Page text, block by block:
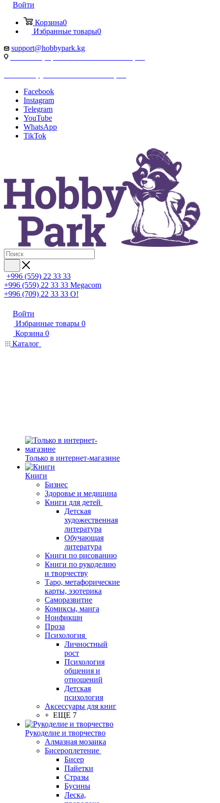
Войти
Корзина0
Избранные товары0
support@hobbypark.kg
Facebook
Instagram
Telegram
YouTube
WhatsApp
TikTok
+996 (559) 22 33 33
+996 (559) 22 33 33 Megacom
+996 (709) 22 33 33 O!
Войти
Избранные товары 0
Корзина 0
Каталог
Только в интернет-магазине
Книги
Бизнес
Здоровье и медицина
Книги для детей
Детская
художественная
литература
Обучающая
литература
Книги по рисованию
Книги по рукоделию
и творчеству
Таро, метафорические
карты, эзотерика
Саморазвитие
Комиксы, манга
Нонфикшн
Проза
Психология
Личностный
рост
Психология
общения и
отношений
Детская
психология
Аксессуары для книг
+ ЕЩЕ 7
Рукоделие и творчество
Алмазная мозаика
Бисероплетение
Бисер
Пайетки
Стразы
Бусины
Леска,